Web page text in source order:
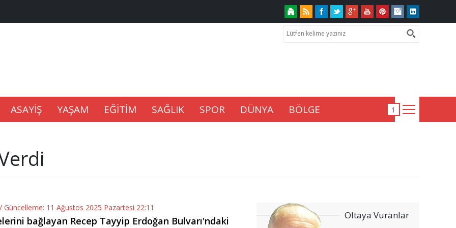
Geliyor
ASAYİŞ YAŞAM EĞİTİM SAĞLIK SPOR DÜNYA BÖLGE
11 Ağustos 2025 Pazartesi 22:11
bağlayan Recep Tayyip Erdoğan Bulvarı'ndaki
Oltaya Vuranlar